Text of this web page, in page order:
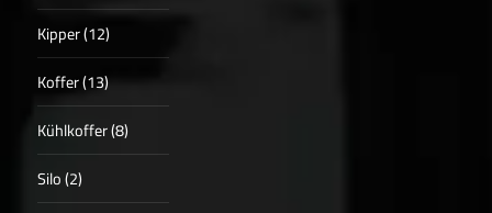
Kipper (12)
Koffer (13)
Kühlkoffer (8)
Silo (2)